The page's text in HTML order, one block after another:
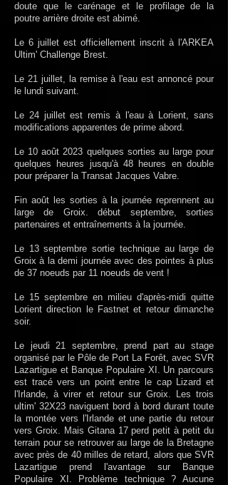
doute que le carénage et le profilage de la
poutre arrière droite est abimé.
Le 6 juillet est officiellement inscrit à l'ARKEA
Ultim' Challenge Brest.
Le 21 juillet, la remise à l'eau est annoncé pour
le lundi suivant.
Le 24 juillet est remis à l'eau à Lorient, sans
modifications apparentes de prime abord.
Le 10 août 2023 quelques sorties au large pour
quelques heures jusqu'à 48 heures en double
pour préparer la Transat Jacques Vabre.
Fin août les sorties à la journée reprennent au
large de Groix. début septembre, sorties
partenaires et entraînements à la journée.
Le 13 septembre sortie technique au large de
Groix à la demi journée avec des pointes à plus
de 37 noeuds par 11 noeuds de vent !
Le 15 septembre en milieu d'après-midi quitte
Lorient direction le Fastnet et retour dimanche
soir.
Le jeudi 21 septembre, prend part au stage
organisé par le Pôle de Port La Forêt, avec SVR
Lazartigue et Banque Populaire XI. Un parcours
est tracé vers un point entre le cap Lizard et
l'Irlande, à virer et retour sur Groix. Les trois
ultim' 32X23 naviguent bord à bord durant toute
la montée vers l'Irlande et une partie du retour
vers Groix. Mais Gitana 17 perd petit à petit du
terrain pour se retrouver au large de la Bretagne
avec près de 40 milles de retard, alors que SVR
Lazartigue prend l'avantage sur Banque
Populaire XI. Problème technique ? Aucune